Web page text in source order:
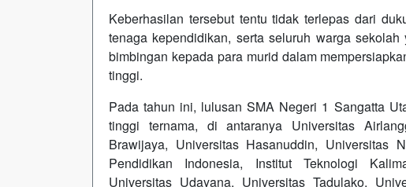
Keberhasilan tersebut tentu tidak terlepas dari
tenaga kependidikan, serta seluruh warga
bimbingan kepada para murid dalam
tinggi.
Pada tahun ini, lulusan SMA Negeri 1 Sangatta
tinggi ternama, di antaranya Universitas
Brawijaya, Universitas Hasanuddin, Universitas
Pendidikan Indonesia, Institut Teknologi
Universitas Udayana, Universitas Tadulako,